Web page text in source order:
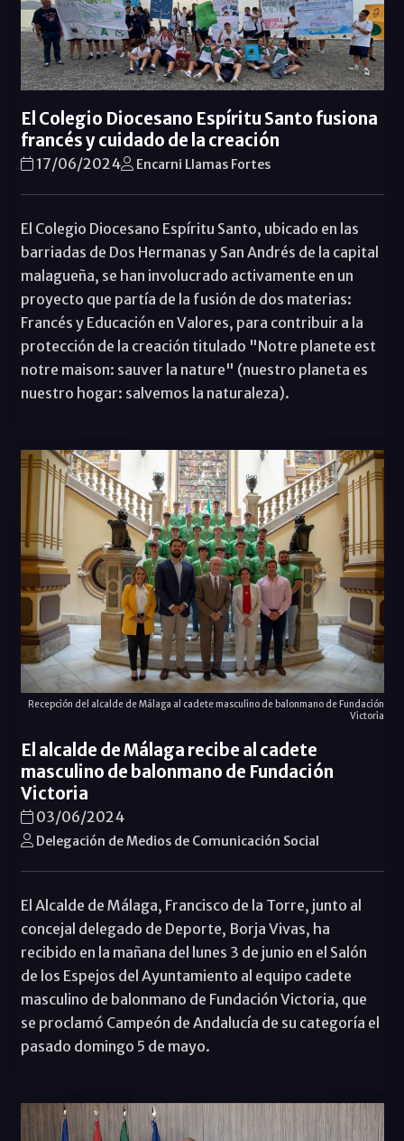
El Colegio Diocesano Espíritu Santo fusiona
francés y cuidado de la creación
17/06/2024 Encarni Llamas Fortes
El Colegio Diocesano Espíritu Santo, ubicado en las
barriadas de Dos Hermanas y San Andrés de la capital
malagueña, se han involucrado activamente en un
proyecto que partía de la fusión de dos materias:
Francés y Educación en Valores, para contribuir a la
protección de la creación titulado "Notre planete est
notre maison: sauver la nature" (nuestro planeta es
nuestro hogar: salvemos la naturaleza).
Recepción del alcalde de Málaga al cadete masculino de balonmano de Fundación
Victoria
El alcalde de Málaga recibe al cadete
masculino de balonmano de Fundación
Victoria
03/06/2024
Delegación de Medios de Comunicación Social
El Alcalde de Málaga, Francisco de la Torre, junto al
concejal delegado de Deporte, Borja Vivas, ha
recibido en la mañana del lunes 3 de junio en el Salón
de los Espejos del Ayuntamiento al equipo cadete
masculino de balonmano de Fundación Victoria, que
se proclamó Campeón de Andalucía de su categoría el
pasado domingo 5 de mayo.